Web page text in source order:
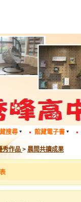
搜尋 館藏電子書
秀作品 > 晨間共讀成果